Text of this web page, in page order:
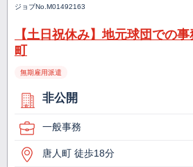
ジョブNo. M01492163
【土日祝休み】地元球団での
町
無期雇用派遣
非公開
一般事務
唐人町 徒歩18分